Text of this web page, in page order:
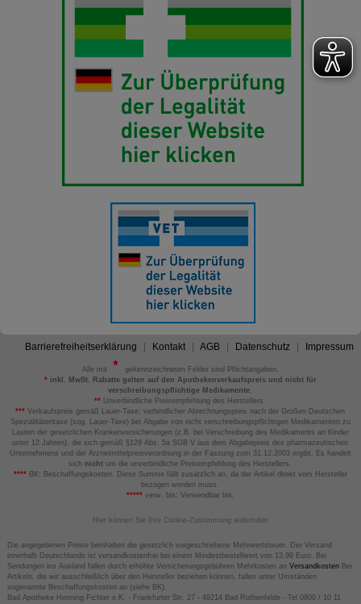
Barrierefreiheitserklärung Kontakt AGB Datenschutz Impressum
Alle mit
gekennzeichneten Felder sind Pflichtangaben.
*inkl. MwSt. Rabatte gelten auf den Apothekenverkaufspreis und nicht für
verschreibungspflichtige Medikamente.
** Unverbindliche Preisempfehlung des Herstellers.
*** Verkaufspreis gemäß Lauer-Taxe; verbindlicher Abrechnungspreis nach der Großen Deutschen
Spezialitätentaxe (sog. Lauer-Taxe) bei Abgabe von nicht verschreibungspflichtigen Medikamenten zu
Lasten der gesetzlichen Krankenversicherungen (z.B. bei Verschreibung des Medikaments an Kinder
unter 12 Jahren), die sich gemäß §129 Abs. 5a SGB V aus dem Abgabepreis des pharmazeutischen
Unternehmens und der Arzneimittelpreisverordnung in der Fassung zum 31.12.2003 ergibt. Es handelt
sich nicht um die unverbindliche Preisempfehlung des Herstellers.
****BK: Beschaffungskosten. Diese Summe fällt zusätzlich an, da der Artikel direkt vom Hersteller
bezogen werden muss.
*****verw. bis: Verwendbar bis.
Hier können Sie Ihre Cookie-Zustimmung widerrufen
Die angegebenen Preise beinhalten die gesetzlich vorgeschriebene Mehrwertsteuer. Der Versand
innerhalb Deutschlands ist versandkostenfrei bei einem Mindestbestellwert von 13,99 Euro. Bei
Sendungen ins Ausland fallen durch erhöhte Versicherungsgebühren Mehrkosten an VersandkostenBei
Artikeln, die wir ausschließlich über den Hersteller beziehen können, fallen unter Umständen
sogenannte Beschaffungskosten an (siehe BK).
Bad Apotheke Henning Fichter e.K. - Frankfurter Str. 27 - 49214 Bad Rothenfelde - Tel 0800 / 10 11